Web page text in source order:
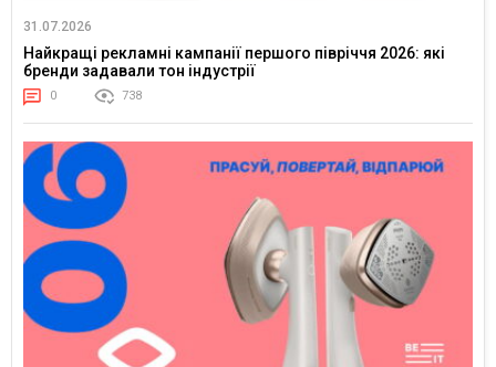
31.07.2026
Найкращі рекламні кампанії першого півріччя 2026: які
бренди задавали тон індустрії
0 738